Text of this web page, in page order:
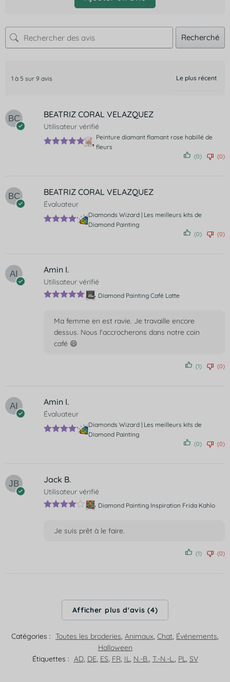
Recherché
1 à 5 sur 9 avis
BEATRIZ CORAL VELAZQUEZ
Utilisateur vérifié
Peinture diamant flamant rose habillé de
fleurs
(0) (0)
BEATRIZ CORAL VELAZQUEZ
Évaluateur
Diamonds Wizard | Les meilleurs kits de
Diamond Painting
(0) (0)
Amin I.
Utilisateur vérifié
Diamond Painting Café Latte
Ma femme en est ravie. Je travaille encore
dessus. Nous l'accrocherons dans notre coin
café 😄
(1) (0)
Amin I.
Évaluateur
Diamonds Wizard | Les meilleurs kits de
Diamond Painting
(0) (0)
Jack B.
Utilisateur vérifié
Diamond Painting Inspiration Frida Kahlo
Je suis prêt à le faire.
(1) (0)
Afficher plus d'avis (4)
Catégories : Toutes les broderies, Animaux, Chat, Événements,
Halloween
Étiquettes : AD, DE, ES, FR, IL, N.-B., T.-N.-L., PL, SV